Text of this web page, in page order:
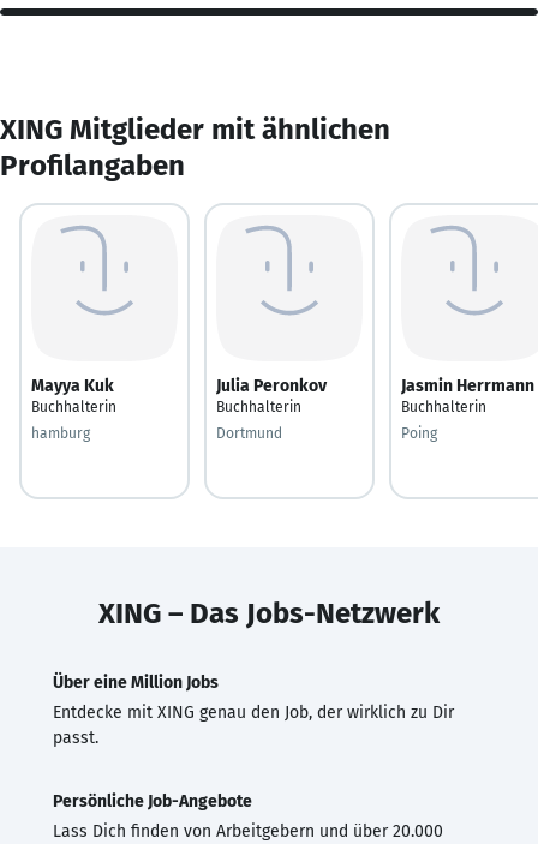
XING Mitglieder mit ähnlichen
Profilangaben
Mayya Kuk
Buchhalterin
hamburg
Julia Peronkov
Buchhalterin
Dortmund
Jasmin Herrmann
Buchhalterin
Poing
XING – Das Jobs-Netzwerk
Über eine Million Jobs
Entdecke mit XING genau den Job, der wirklich zu Dir
passt.
Persönliche Job-Angebote
Lass Dich finden von Arbeitgebern und über 20.000